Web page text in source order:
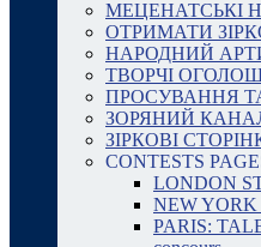
МЕЦЕНАТСЬКІ
ОТРИМАТИ
НАРОДНИЙ
ТВОРЧІ
ПРОСУВАННЯ
ЗОРЯНИЙ
ЗІРКОВІ
CONTESTS
LONDON
NEW YORK
PARIS: